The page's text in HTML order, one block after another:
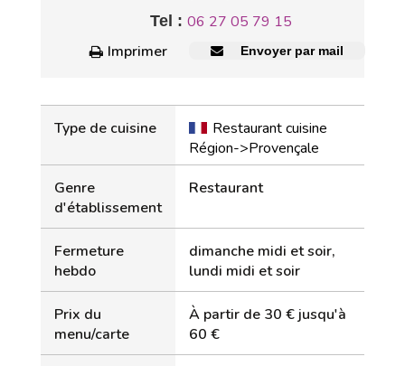
Tel : 06 27 05 79 15
Imprimer
Envoyer par mail
Type de cuisine
Restaurant cuisine
Région->Provençale
Genre
d'établissement
Restaurant
Fermeture
hebdo
dimanche midi et soir,
lundi midi et soir
Prix du
menu/carte
À partir de 30 € jusqu'à
60 €